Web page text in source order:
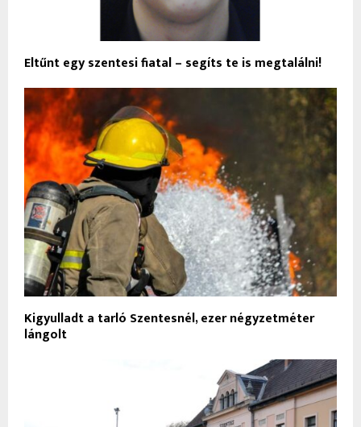
Eltűnt egy szentesi fiatal – segíts te is megtalálni!
Kigyulladt a tarló Szentesnél, ezer négyzetméter
lángolt